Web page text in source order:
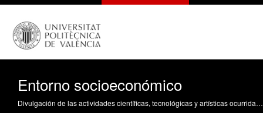
Entorno socioeconómico
Divulgación de las actividades científicas, tecnológicas y artísticas ocurridas en los tres campus de la UPV